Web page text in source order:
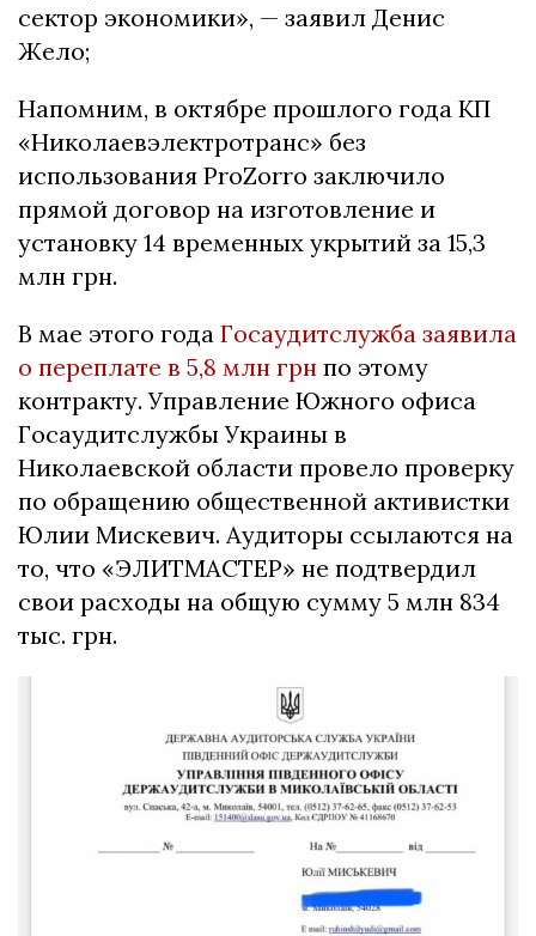
сектор экономики», — заявил Денис
Жело;
Напомним, в октябре прошлого года КП
«Николаевэлектротранс» без
использования ProZorro заключило
прямой договор на изготовление и
установку 14 временных укрытий за 15,3
млн грн.
В мае этого года Госаудитслужба заявила
о переплате в 5,8 млн грн по этому
контракту. Управление Южного офиса
Госаудитслужбы Украины в
Николаевской области провело проверку
по обращению общественной активистки
Юлии Мискевич. Аудиторы ссылаются на
то, что «ЭЛИТМАСТЕР» не подтвердил
свои расходы на общую сумму 5 млн 834
тыс. грн.